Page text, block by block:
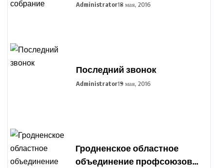
Administrator18 мая, 2016
Последний звонок
Administrator19 мая, 2016
Гродненское областное
объединение профсоюзов